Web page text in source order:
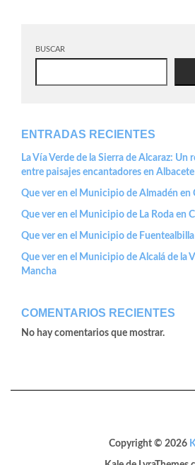
BUSCAR
ENTRADAS RECIENTES
La Vía Verde de la Sierra de Alcaraz:
entre paisajes encantadores en Albacete
Que ver en el Municipio de Almadén en
Que ver en el Municipio de La Roda en
Que ver en el Municipio de
Que ver en el Municipio de Alcalá de la
Mancha
COMENTARIOS RECIENTES
No hay comentarios que mostrar.
Copyright © 2026